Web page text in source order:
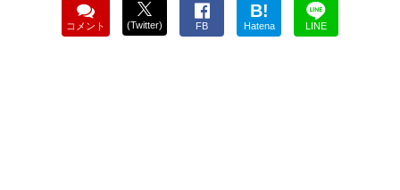
コメント (Twitter) FB
B!
Hatena LINE